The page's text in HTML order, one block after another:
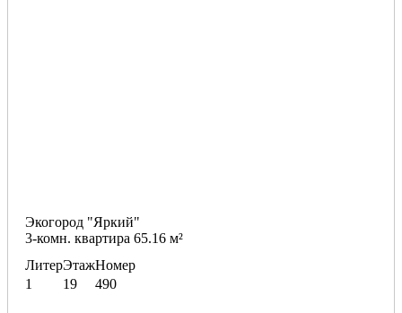
Экогород "Яркий"
3-комн. квартира 65.16 м²
Литер
1
Этаж
19
Номер
490